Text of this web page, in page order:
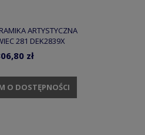
ARTYSTYCZNA
281 DEK2839X
zł
O DOSTĘPNOŚCI